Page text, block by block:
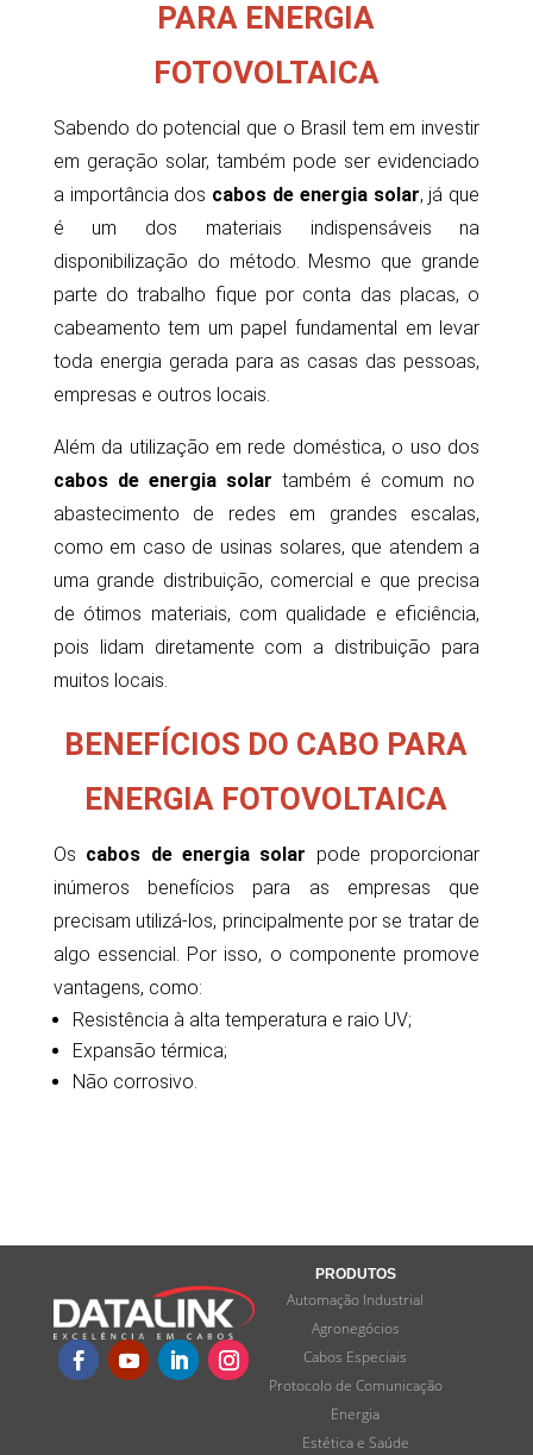
PARA ENERGIA
FOTOVOLTAICA
Sabendo do potencial que o Brasil tem em investir
em geração solar, também pode ser evidenciado
a importância dos cabos de energia solar, já que
é um dos materiais indispensáveis na
disponibilização do método. Mesmo que grande
parte do trabalho fique por conta das placas, o
cabeamento tem um papel fundamental em levar
toda energia gerada para as casas das pessoas,
empresas e outros locais.
Além da utilização em rede doméstica, o uso dos
cabos de energia solar também é comum no
abastecimento de redes em grandes escalas,
como em caso de usinas solares, que atendem a
uma grande distribuição, comercial e que precisa
de ótimos materiais, com qualidade e eficiência,
pois lidam diretamente com a distribuição para
muitos locais.
BENEFÍCIOS DO CABO PARA
ENERGIA FOTOVOLTAICA
Os cabos de energia solar pode proporcionar
inúmeros benefícios para as empresas que
precisam utilizá-los, principalmente por se tratar de
algo essencial. Por isso, o componente promove
vantagens, como:
Resistência à alta temperatura e raio UV;
Expansão térmica;
Não corrosivo.
PRODUTOS
Automação Industrial
Agronegócios
Cabos Especiais
Protocolo de Comunicação
Energia
Estética e Saúde